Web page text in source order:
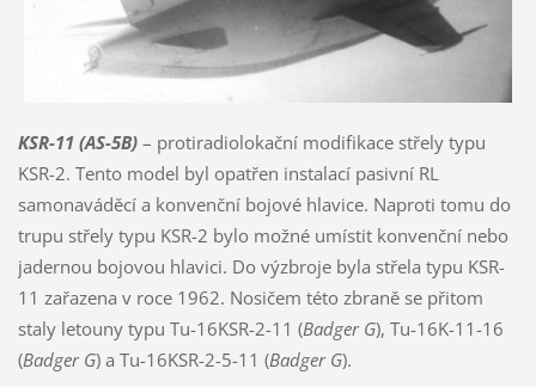
KSR-11 (AS-5B) – protiradiolokační modifikace střely typu
KSR-2. Tento model byl opatřen instalací pasivní RL
samonaváděcí a konvenční bojové hlavice. Naproti tomu do
trupu střely typu KSR-2 bylo možné umístit konvenční nebo
jadernou bojovou hlavici. Do výzbroje byla střela typu KSR-
11 zařazena v roce 1962. Nosičem této zbraně se přitom
staly letouny typu Tu-16KSR-2-11 (Badger G), Tu-16K-11-16
(Badger G) a Tu-16KSR-2-5-11 (Badger G).